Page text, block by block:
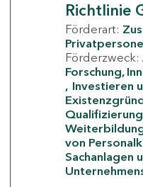
Richtlinie
Förderart:
Förderzweck:
Forschung,
Investieren
von
Sachanlagen